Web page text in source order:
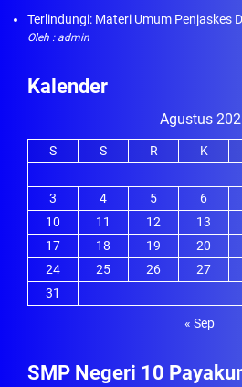
Terlindungi: Materi Umum Penjaskes
Oleh : admin
Kalender
Agustus
S S R K
3
4 5 6
10
11 12 13
17
18 19 20
24
25 26 27
31
« Sep
SMP Negeri 10